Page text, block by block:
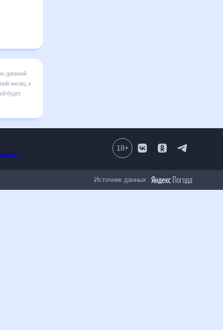
на
в
18+
Источник данных